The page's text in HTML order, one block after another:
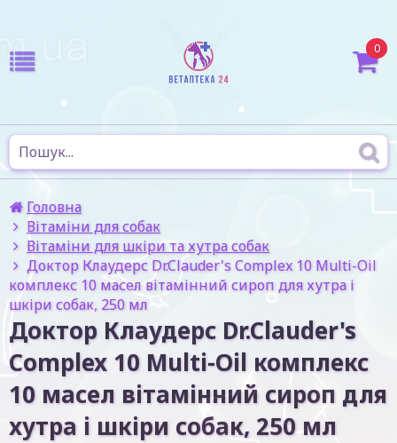
0
Головна
Вітаміни для собак
Вітаміни для шкіри та хутра собак
Доктор Клаудерс Dr.Clauder's Complex 10 Multi-Oil
комплекс 10 масел вітамінний сироп для хутра і
шкіри собак, 250 мл
Доктор Клаудерс Dr.Clauder's
Complex 10 Multi-Oil комплекс
10 масел вітамінний сироп для
хутра і шкіри собак, 250 мл